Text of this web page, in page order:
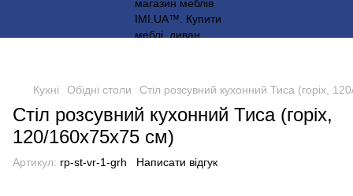
Кухні Обідні столи Стіл розсувний кухонний Тиса (горіх,
Стіл розсувний кухонний Тиса (горіх,
120/160x75x75 см)
Артикул: rp-st-vr-1-grh Написати відгук